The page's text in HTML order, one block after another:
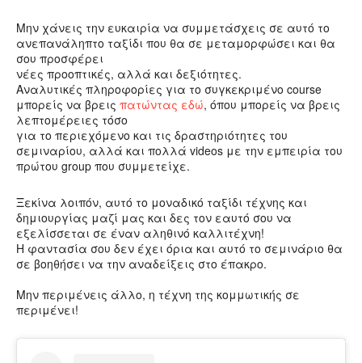
Μην χάνεις την ευκαιρία να συμμετάσχεις σε αυτό το
ανεπανάληπτο ταξίδι που θα σε μεταμορφώσει και θα
σου προσφέρει
νέες προοπτικές, αλλά και δεξιότητες.
Αναλυτικές πληροφορίες για το συγκεκριμένο course
μπορείς να βρεις πατώντας εδώ, όπου μπορείς να βρεις
λεπτομέρειες τόσο
για το περιεχόμενο και τις δραστηριότητες του
σεμιναρίου, αλλά και πολλά videos με την εμπειρία του
πρώτου group που συμμετείχε.
Ξεκίνα λοιπόν, αυτό το μοναδικό ταξίδι τέχνης και
δημιουργίας μαζί μας και δες τον εαυτό σου να
εξελίσσεται σε έναν αληθινό καλλιτέχνη!
Η φαντασία σου δεν έχει όρια και αυτό το σεμινάριο θα
σε βοηθήσει να την αναδείξεις στο έπακρο.
Μην περιμένεις άλλο, η τέχνη της κομμωτικής σε
περιμένει!